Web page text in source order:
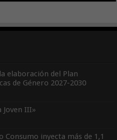
elaboración del Plan
de Género 2027-2030
III»
Consumo inyecta más de 1,1